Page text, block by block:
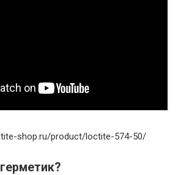
shop.ru/product/loctite-574-50/